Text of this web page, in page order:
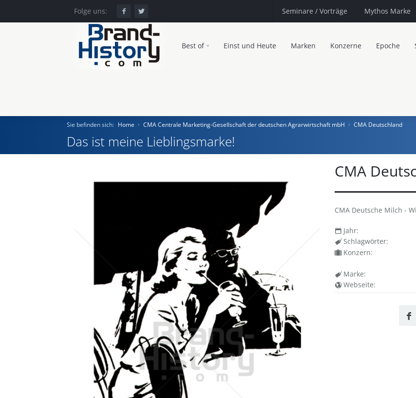
Folge uns: Seminare / Vorträge Mythos Marke
Best of Einst und Heute Marken Konzerne Epoche
Konzerne
Epoche
Sie befinden sich: Home CMA Centrale Marketing-Gesellschaft der deutschen Agrarwirtschaft mbH CMA Deutschland
Das ist meine Lieblingsmarke!
CMA
CMA Deutsche Milch -
Jahr:
Schlagwörter:
Konzern:
Marke:
Webseite: